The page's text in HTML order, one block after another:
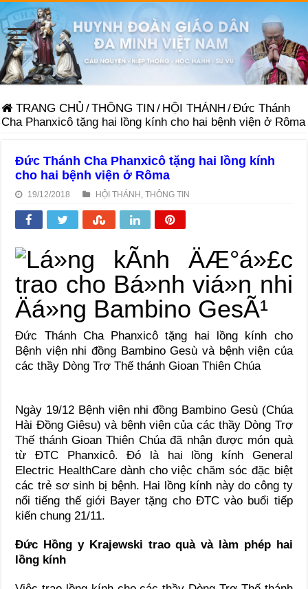
TRANG CHỦ /THÔNG TIN / HỘI THÁNH /Đức Thánh
Cha Phanxicô tặng hai lồng kính cho hai bệnh viện ở Rôma
Đức Thánh Cha Phanxicô tặng hai lồng kính
cho hai bệnh viện ở Rôma
19/12/2018 HỘI THÁNH ,THÔNG TIN
Đức Thánh Cha Phanxicô tặng hai lồng kính cho
Bệnh viện nhi đồng Bambino Gesù và bệnh viện của
các thầy Dòng Trợ Thế thánh Gioan Thiên Chúa
Ngày 19/12 Bệnh viện nhi đồng Bambino Gesù (Chúa
Hài Ðồng Giêsu) và bệnh viện của các thầy Dòng Trợ
Thế thánh Gioan Thiên Chúa đã nhận được món quà
từ ĐTC Phanxicô. Đó là hai lồng kính General
Electric HealthCare dành cho việc chăm sóc đặc biệt
các trẻ sơ sinh bị bệnh. Hai lồng kính này do công ty
nổi tiếng thế giới Bayer tặng cho ĐTC vào buổi tiếp
kiến chung 21/11.
Đức Hồng y Krajewski trao quà và làm phép hai
lồng kính